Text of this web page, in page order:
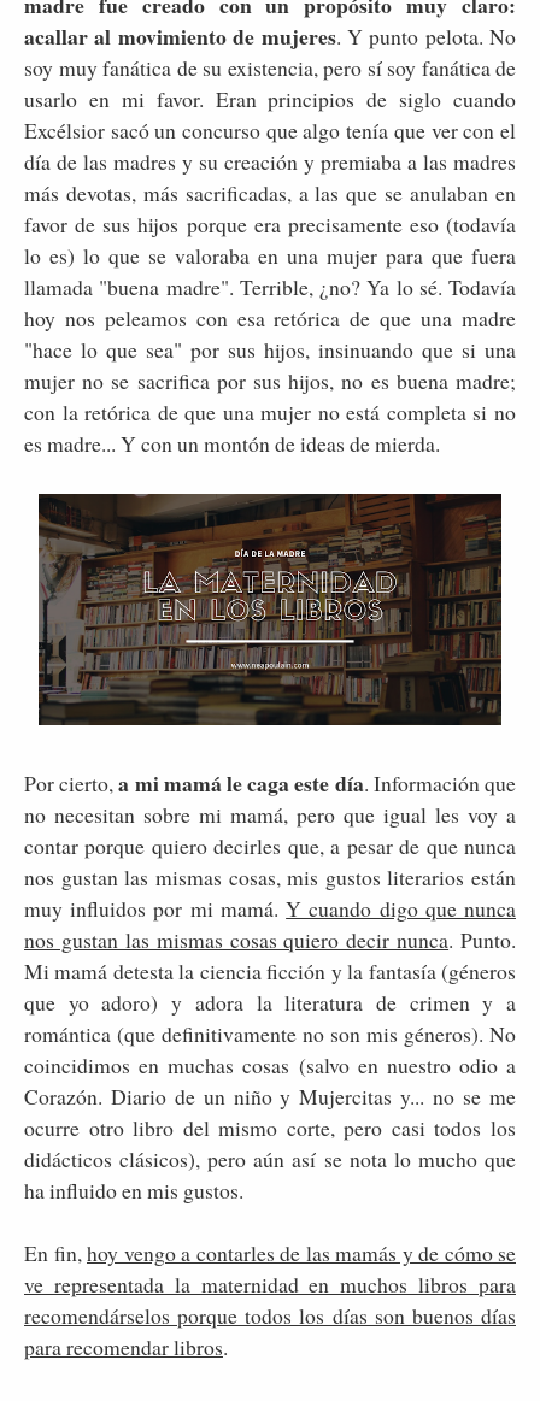
acallar al movimiento de mujeres. Y punto pelota. No
soy muy fanática de su existencia, pero sí soy fanática de
usarlo en mi favor. Eran principios de siglo cuando
Excélsior sacó un concurso que algo tenía que ver con el
día de las madres y su creación y premiaba a las madres
más devotas, más sacrificadas, a las que se anulaban en
favor de sus hijos porque era precisamente eso (todavía
lo es) lo que se valoraba en una mujer para que fuera
llamada "buena madre". Terrible, ¿no? Ya lo sé. Todavía
hoy nos peleamos con esa retórica de que una madre
"hace lo que sea" por sus hijos, insinuando que si una
mujer no se sacrifica por sus hijos, no es buena madre;
con la retórica de que una mujer no está completa si no
es madre... Y con un montón de ideas de mierda.
Por cierto,a mi mamá le caga este día. Información que
no necesitan sobre mi mamá, pero que igual les voy a
contar porque quiero decirles que, a pesar de que nunca
nos gustan las mismas cosas, mis gustos literarios están
muy influidos por mi mamá.Y cuando digo que nunca
nos gustan las mismas cosas quiero decir nunca. Punto.
Mi mamá detesta la ciencia ficción y la fantasía (géneros
que yo adoro) y adora la literatura de crimen y a
romántica (que definitivamente no son mis géneros). No
coincidimos en muchas cosas (salvo en nuestro odio a
Corazón. Diario de un niño y Mujercitas y... no se me
ocurre otro libro del mismo corte, pero casi todos los
didácticos clásicos), pero aún así se nota lo mucho que
ha influido en mis gustos.
En fin, hoy vengo a contarles de las mamás y de cómo se
ve representada la maternidad en muchos libros para
recomendárselos porque todos los días son buenos días
para recomendar libros.